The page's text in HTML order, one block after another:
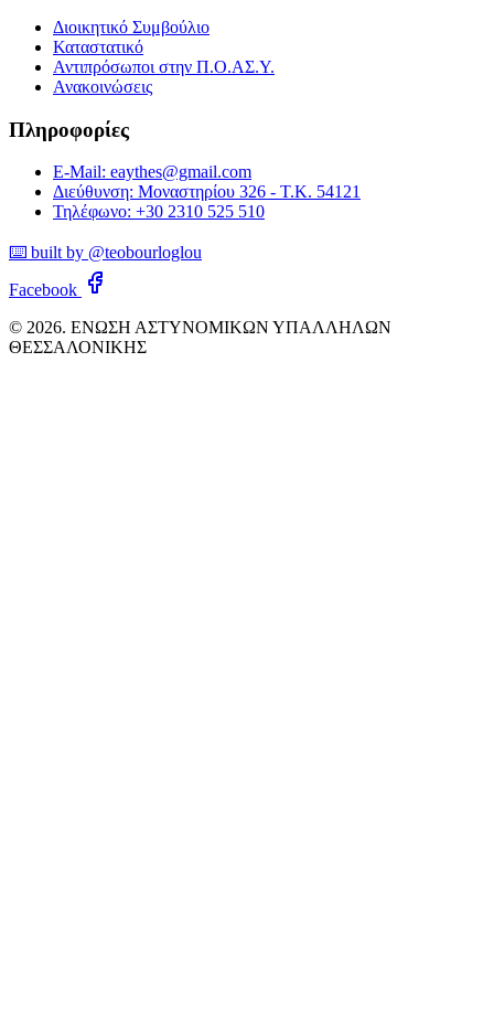
Διοικητικό Συμβούλιο
Καταστατικό
Αντιπρόσωποι στην Π.Ο.ΑΣ.Υ.
Ανακοινώσεις
Πληροφορίες
E-Mail: eaythes@gmail.com
Διεύθυνση: Μοναστηρίου 326 - Τ.Κ. 54121
Τηλέφωνο: +30 2310 525 510
⌨️ built by @teobourloglou
Facebook
© 2026. ΕΝΩΣΗ ΑΣΤΥΝΟΜΙΚΩΝ ΥΠΑΛΛΗΛΩΝ
ΘΕΣΣΑΛΟΝΙΚΗΣ